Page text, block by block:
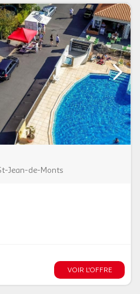
Jean-de-Monts
VOIR L'OFFRE